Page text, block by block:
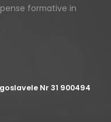
formative in
Nr 31 900494